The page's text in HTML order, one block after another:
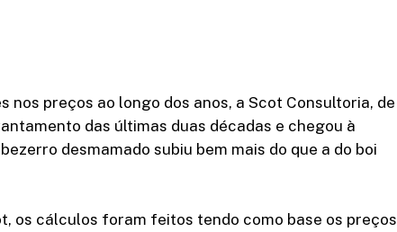
nos preços ao longo dos anos, a Scot Consultoria, de
das últimas duas décadas e chegou à
desmamado subiu bem mais do que a do boi
os cálculos foram feitos tendo como base os preços